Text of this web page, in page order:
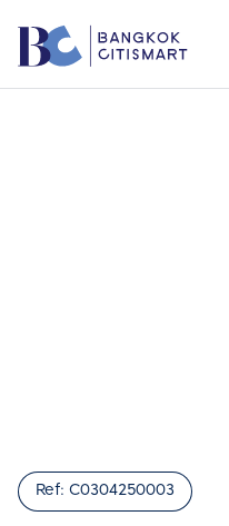
Ref: C0304250003เปรียบเทีย